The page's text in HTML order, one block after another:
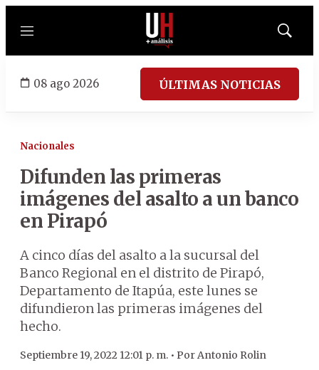
Menú
Mostrar
08 ago 2026 ÚLTIMAS NOTICIAS
Nacionales
Difunden las primeras
imágenes del asalto a un banco
en Pirapó
A cinco días del asalto a la sucursal del
Banco Regional en el distrito de Pirapó,
Departamento de Itapúa, este lunes se
difundieron las primeras imágenes del
hecho.
Septiembre 19, 2022 12:01 p. m. • PorAntonio Rolin